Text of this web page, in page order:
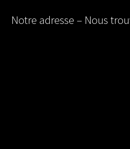
Notre adresse – Nous